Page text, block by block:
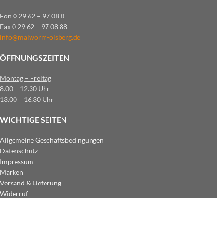
Fon 0 29 62 – 97 08 0
Fax 0 29 62 – 97 08 88
info@maiworm-olsberg.de
ÖFFNUNGSZEITEN
Montag – Freitag
8.00 – 12.30 Uhr
13.00 – 16.30 Uhr
WICHTIGE SEITEN
Allgemeine Geschäftsbedingungen
Datenschutz
Impressum
Marken
Versand & Lieferung
Widerruf